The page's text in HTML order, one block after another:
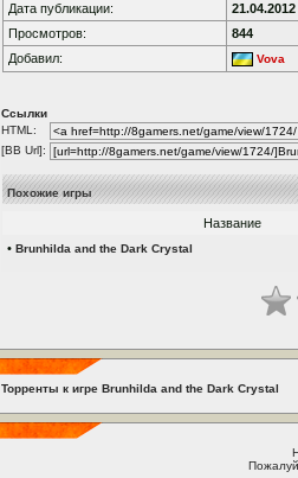
Дата публикации:
21.04.2012
Просмотров:
844
Добавил:
Vova
Ссылки
HTML:
[BB Url]:
Похожие игры
Название
• Brunhilda and the Dark Crystal
Торренты к игре Brunhilda and the Dark Crystal